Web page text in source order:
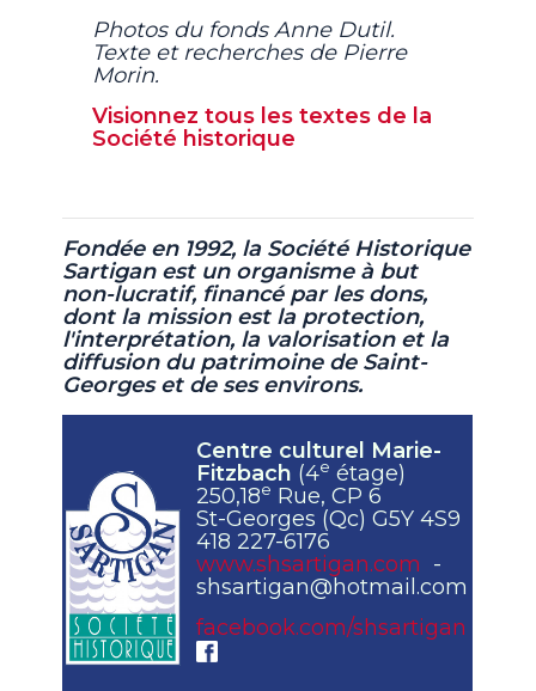
Photos du fonds Anne Dutil.
Texte et recherches de Pierre
Morin.
Visionnez tous les textes de la
Société historique
Fondée en 1992, la Société Historique
Sartigan est un organisme à but
non-lucratif, financé par les dons,
dont la mission est la protection,
l'interprétation, la valorisation et la
diffusion du patrimoine de Saint-
Georges et de ses environs.
Centre culturel Marie-
Fitzbach (4e étage)
250,18e Rue, CP 6
St-Georges (Qc) G5Y 4S9
418 227-6176
www.shsartigan.com -
shsartigan@hotmail.com
facebook.com/shsartigan